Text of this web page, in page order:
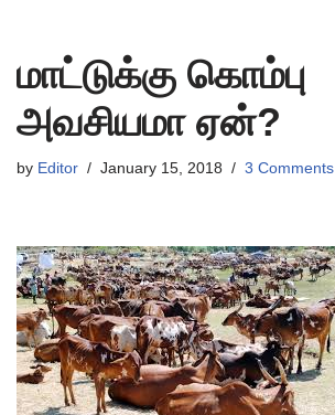
மாட்டுக்கு கொம்பு
அவசியமா ஏன்?
by Editor January 15, 2018 3 Comments